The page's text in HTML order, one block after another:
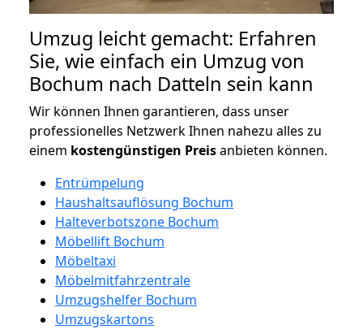
Umzug leicht gemacht: Erfahren
Sie, wie einfach ein Umzug von
Bochum nach Datteln sein kann
Wir können Ihnen garantieren, dass unser
professionelles Netzwerk Ihnen nahezu alles zu
einem kostengünstigen Preisanbieten können.
Entrümpelung
Haushaltsauflösung Bochum
Halteverbotszone Bochum
Möbellift Bochum
Möbeltaxi
Möbelmitfahrzentrale
Umzugshelfer Bochum
Umzugskartons